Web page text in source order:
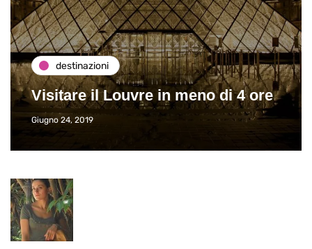
destinazioni
Visitare il Louvre in meno di 4 ore
Giugno 24, 2019